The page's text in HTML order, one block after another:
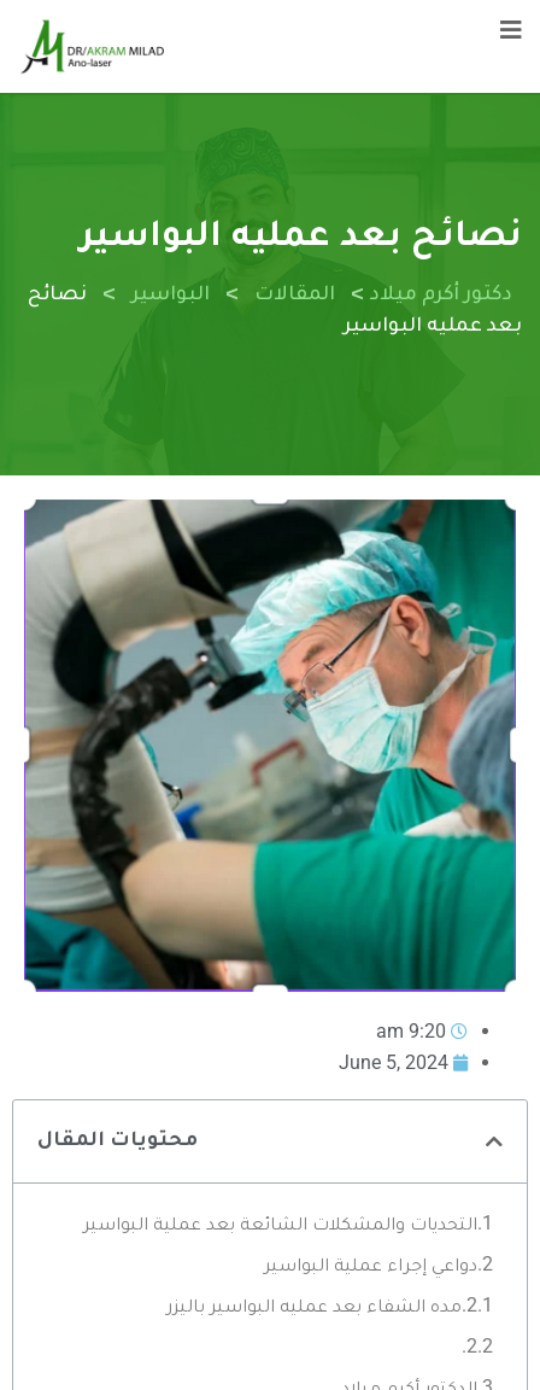
نصائح بعد عمليه البواسير
دكتور أكرم ميلاد > المقالات > البواسير >
نصائح
بعد عمليه البواسير
9:20 am
June 5, 2024
محتويات المقال
التحديات والمشكلات الشائعة بعد عملية البواسير
دواعي إجراء عملية البواسير
مده الشفاء بعد عمليه البواسير باليزر